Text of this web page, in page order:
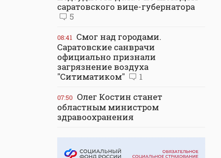
саратовского вице-губернатора
5
08:41 Смог над городами.
Саратовские санврачи
официально признали
загрязнение воздуха
"Ситиматиком"
1
07:50 Олег Костин станет
областным министром
здравоохранения